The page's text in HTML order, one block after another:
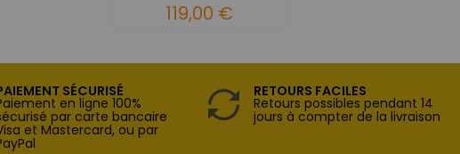
119,00 €
SÉCURISÉ
en ligne 100%
par carte bancaire
et Mastercard, ou par
RETOURS FACILES
Retours possibles pendant 14
jours à compter de la livraison